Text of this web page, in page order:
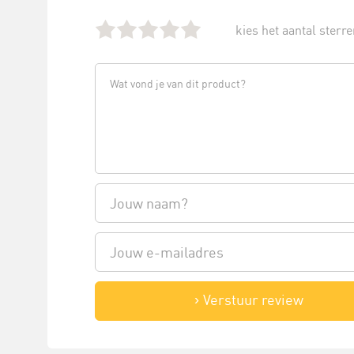
kies het aantal
Verstuur review